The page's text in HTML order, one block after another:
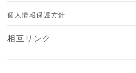
個人情報保護方針
相互リンク